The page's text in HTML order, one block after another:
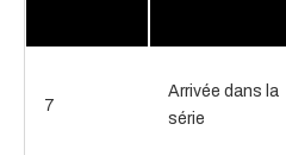
7
Arrivée dans la
série